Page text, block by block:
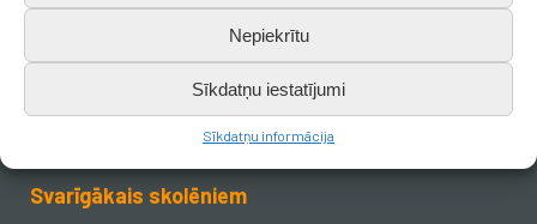
Nepiekrītu
Sīkdatņu iestatījumi
Sīkdatņu informācija
_DEFAULT@40900017625
Svarīgākais skolēniem